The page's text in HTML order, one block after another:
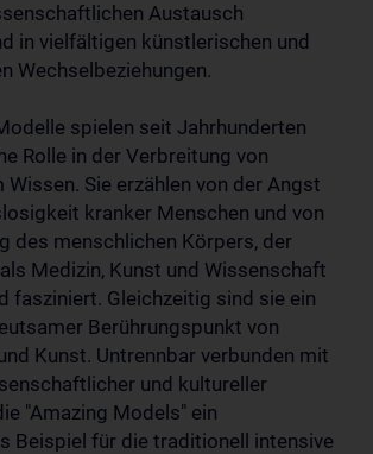
Austausch
in vielfältigen künstlerischen und
Wechselbeziehungen.
spielen seit Jahrhunderten
Rolle in der Verbreitung von
Sie erzählen von der Angst
kranker Menschen und von
des menschlichen Körpers, der
Medizin, Kunst und Wissenschaft
fasziniert. Gleichzeitig sind sie ein
Berührungspunkt von
Kunst. Untrennbar verbunden mit
und kultureller
"Amazing Models" ein
Beispiel für die traditionell intensive